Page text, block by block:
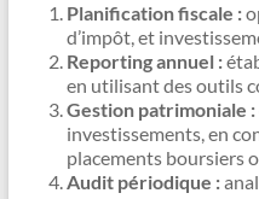
Planification fiscale :
d’impôt, et
Reporting annuel :
en utilisant des outils
Gestion patrimoniale :
investissements, en
placements boursiers
Audit périodique :